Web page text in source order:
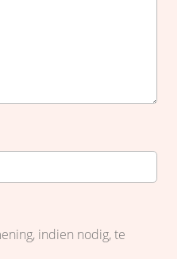
indien nodig, te